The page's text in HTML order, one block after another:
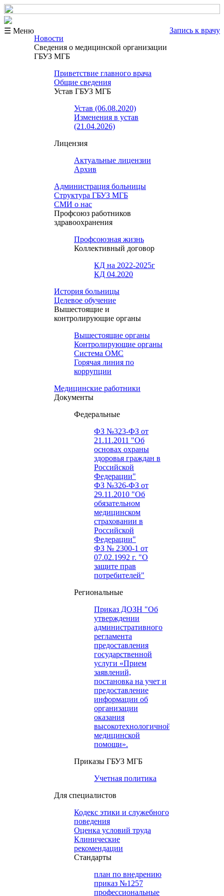
☰ Меню
Запись к врачу
Новости
Сведения о медицинской организации
ГБУЗ МГБ
Приветствие главного врача
Общие сведения
Устав ГБУЗ МГБ
Устав (06.08.2020)
Изменения в устав
(21.04.2026)
Лицензия
Актуальные лицензии
Архив
Администрация больницы
Структура ГБУЗ МГБ
СМИ о нас
Профсоюз работников
здравоохранения
Профсоюзная жизнь
Коллективный договор
КД на 2022-2025г
КД 04.2020
История больницы
Целевое обучение
Вышестоящие и
контролирующие органы
Вышестоящие органы
Контролирующие органы
Система ОМС
Горячая линия по
коррупции
Медицинские работники
Документы
Федеральные
ФЗ №323-ФЗ от
21.11.2011 "Об
основах охраны
здоровья граждан в
Российской
Федерации"
ФЗ №326-ФЗ от
29.11.2010 "Об
обязательном
медицинском
страховании в
Российской
Федерации"
ФЗ № 2300-1 от
07.02.1992 г. "О
защите прав
потребителей"
Региональные
Приказ ДОЗН "Об
утверждении
административного
регламента
предоставления
государственной
услуги «Прием
заявлений,
постановка на учет и
предоставление
информации об
организации
оказания
высокотехнологичной
медицинской
помощи».
Приказы ГБУЗ МГБ
Учетная политика
Для специалистов
Кодекс этики и служебного
поведения
Оценка условий труда
Клинические
рекомендации
Cтандарты
план по внедрению
приказ №1257
профессиональные